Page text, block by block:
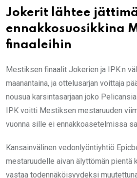
Jokerit lähtee
ennakkosuosikkina
finaaleihin
Mestiksen finaalit Jokerien ja IPK:n
maanantaina, ja ottelusarjan voittaja
nousua karsintasarjaan joko
IPK voitti Mestiksen mestaruuden
vuonna sille ei ennakkoasetelmissa
Kansainvälinen vedonlyöntiyhtiö
mestaruudelle aivan älyttömän pientä
vastaa todennäköisyydeksi